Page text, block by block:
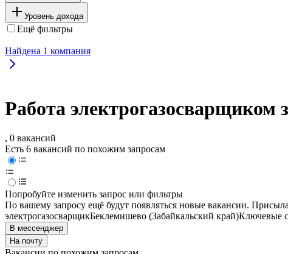
Уровень дохода
Ещё фильтры
Найдена 1 компания
Работа
, 0 вакансий
Есть 6 вакансий по похожим запросам
Попробуйте изменить запрос или фильтры
По вашему запросу ещё будут появляться новые вакансии.
электрогазосварщикБеклемишево (Забайкальский край)Ключевые
В мессенджер
На почту